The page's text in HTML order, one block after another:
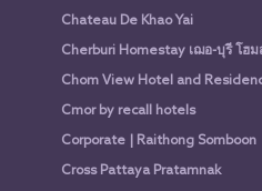
Chateau De Khao Yai
Cherburi Homestay เฌอ-บุรี โฮม
Chom View Hotel and
Cmor by recall hotels
Corporate | Raithong Somboon
Cross Pattaya Pratamnak